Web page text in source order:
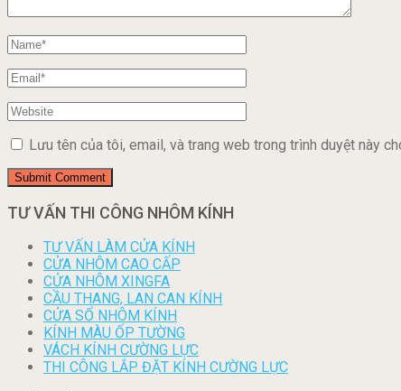
Lưu tên của tôi, email, và trang web trong trình duyệt này
TƯ VẤN THI CÔNG NHÔM KÍNH
TƯ VẤN LÀM CỬA KÍNH
CỬA NHÔM CAO CẤP
CỬA NHÔM XINGFA
CẦU THANG, LAN CAN KÍNH
CỬA SỔ NHÔM KÍNH
KÍNH MÀU ỐP TƯỜNG
VÁCH KÍNH CƯỜNG LỰC
THI CÔNG LẮP ĐẶT KÍNH CƯỜNG LỰC